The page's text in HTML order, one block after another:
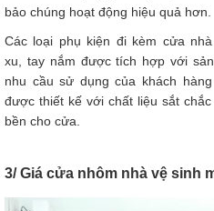
bảo chúng hoạt động hiệu quả hơn.
Các loại phụ kiện đi kèm cửa
xu, tay nắm được tích hợp với
nhu cầu sử dụng của khách
được thiết kế với chất liệu sắt
bền cho cửa.
3/ Giá cửa nhôm nhà vệ sinh